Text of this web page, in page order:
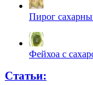
Пирог
Фейхоа с
Статьи: